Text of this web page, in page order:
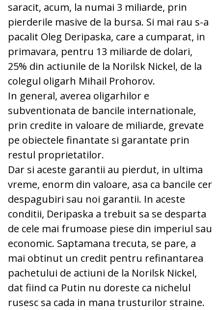
saracit, acum, la numai 3 miliarde, prin
pierderile masive de la bursa. Si mai rau s-a
pacalit Oleg Deripaska, care a cumparat, in
primavara, pentru 13 miliarde de dolari,
25% din actiunile de la Norilsk Nickel, de la
colegul oligarh Mihail Prohorov.
In general, averea oligarhilor e
subventionata de bancile internationale,
prin credite in valoare de miliarde, grevate
pe obiectele finantate si garantate prin
restul proprietatilor.
Dar si aceste garantii au pierdut, in ultima
vreme, enorm din valoare, asa ca bancile cer
despagubiri sau noi garantii. In aceste
conditii, Deripaska a trebuit sa se desparta
de cele mai frumoase piese din imperiul sau
economic. Saptamana trecuta, se pare, a
mai obtinut un credit pentru refinantarea
pachetului de actiuni de la Norilsk Nickel,
dat fiind ca Putin nu doreste ca nichelul
rusesc sa cada in mana trusturilor straine.